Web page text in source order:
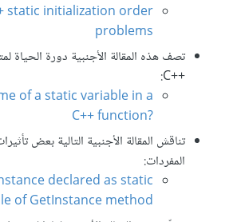
static initialization order
problems
تصف هذه المقالة الأجنبية دورة الحياة
++C:
of a static variable in a
C++ function?
تناقش المقالة الأجنبية التالية بعض
المفردات:
declared as static
of GetInstance method